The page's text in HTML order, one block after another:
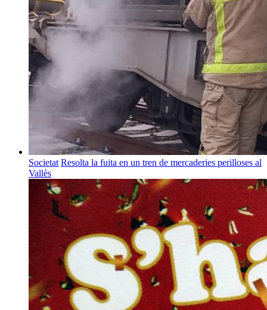
Societat Resolta la fuita en un tren de mercaderies perilloses al
Vallès